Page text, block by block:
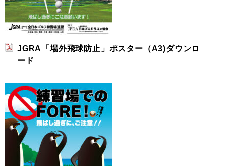
JGRA「場外飛球防止」ポスター（A3)ダウンロ
ード